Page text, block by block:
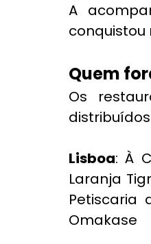
A
Quem
Os
Lisboa: À
Laranja
Petiscaria
Omakase